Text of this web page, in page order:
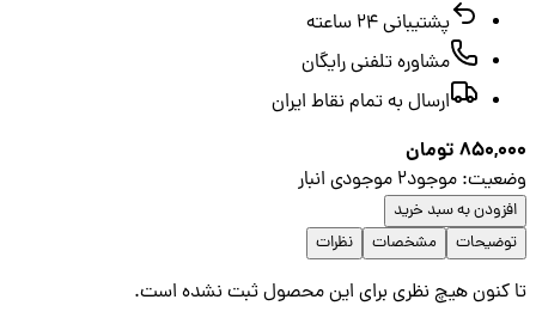
پشتیبانی ۲۴ ساعته
مشاوره تلفنی رایگان
ارسال به تمام نقاط ایران
تومان
:موجود2موجودی انبار
به سبد خرید
مشخصات نظرات
کنون هیچ نظری برای این محصول ثبت نشده است.